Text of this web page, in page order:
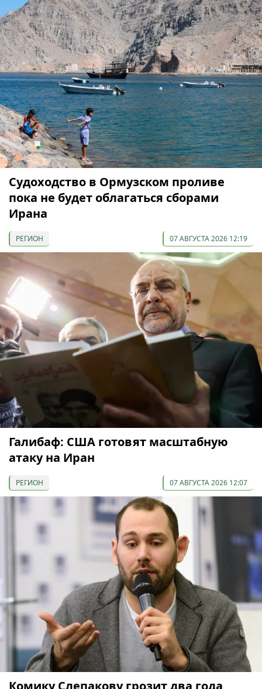
Судоходство в Ормузском проливе
пока не будет облагаться сборами
Ирана
РЕГИОН 07 АВГУСТА 2026 12:19
Галибаф: США готовят масштабную
атаку на Иран
РЕГИОН 07 АВГУСТА 2026 12:07